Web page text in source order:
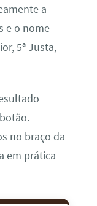
a
e o nome
5ª Justa,
no braço da
em prática